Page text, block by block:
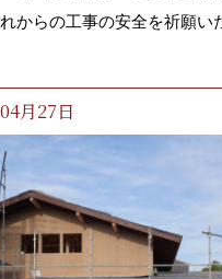
からの工事の安全を祈願い
月27日